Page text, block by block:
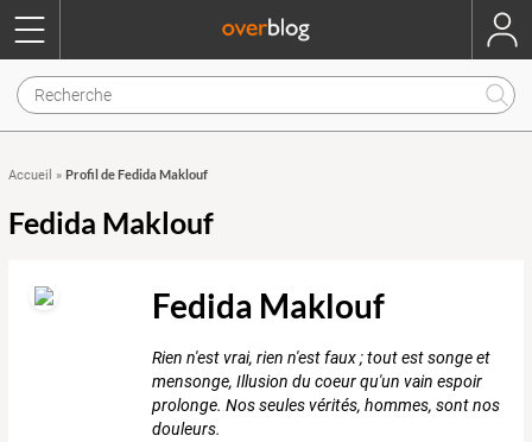
Accueil » Profil de Fedida Maklouf
Fedida Maklouf
Fedida Maklouf
Rien n'est vrai, rien n'est faux ; tout est songe et
mensonge, Illusion du coeur qu'un vain espoir
prolonge. Nos seules vérités, hommes, sont nos
douleurs.